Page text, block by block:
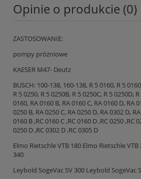
Opinie o produkcie (0)
ZASTOSOWANIE:
pompy próżniowe
KAESER M47- Deutz
BUSCH: 100-138, 160-138, R 5 0160, R 5
R 5 0250, R 5 0250B, R 5 0250C, R 5 0250D,
0160, RA 0160 B, RA 0160 C, RA 0160 D, RA
0250 B, RA 0250 C, RA 0250 D, RA 0302 D,
0160 B ,RC 0160 C ,RC 0160 D ,RC 0250 ,RC
0250 D ,RC 0302 D ,RC 0305 D
Elmo Rietschle VTB 180 Elmo Rietschle
340
Leybold SogeVac SV 300 Leybold SogeVac